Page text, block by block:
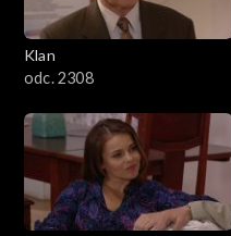
Klan
odc. 2308